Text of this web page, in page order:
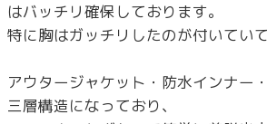
はバッチリ確保しております。
特に胸はガッチリしたのが付いてい
アウタージャケット・防水インナー
三層構造になっており、